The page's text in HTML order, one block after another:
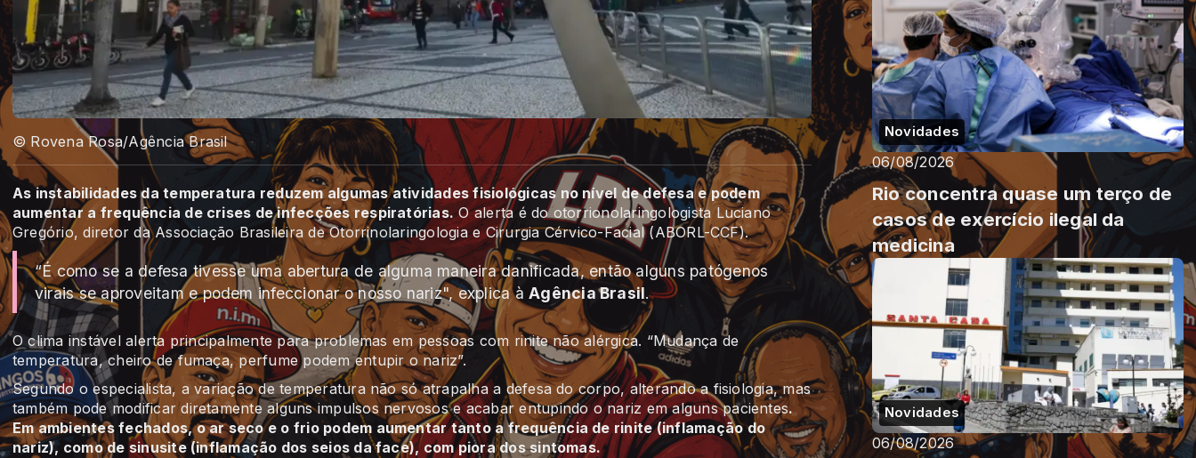
© Rovena Rosa/Agência Brasil
As instabilidades da temperatura reduzem algumas atividades fisiológicas no nível de defesa e podem
aumentar a frequência de crises de infecções respiratórias.O alerta é do otorrionolaringologista Luciano
Gregório, diretor da Associação Brasileira de Otorrinolaringologia e Cirurgia Cérvico-Facial (ABORL-CCF).
“É como se a defesa tivesse uma abertura de alguma maneira danificada, então alguns patógenos
virais se aproveitam e podem infeccionar o nosso nariz", explica àAgência Brasil.
O clima instável alerta principalmente para problemas em pessoas com rinite não alérgica. “Mudança de
temperatura, cheiro de fumaça, perfume podem entupir o nariz”.
Segundo o especialista, a variação de temperatura não só atrapalha a defesa do corpo, alterando a fisiologia, mas
também pode modificar diretamente alguns impulsos nervosos e acabar entupindo o nariz em alguns pacientes.
Em ambientes fechados, o ar seco e o frio podem aumentar tanto a frequência de rinite (inflamação do
nariz), como de sinusite (inflamação dos seios da face), com piora dos sintomas.
Novidades
06/08/2026
Rio concentra quase um terço de
casos de exercício ilegal da
medicina
Novidades
06/08/2026